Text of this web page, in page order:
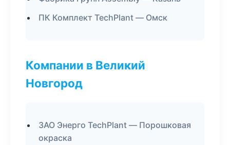
ПК Комплект TechPlant — Омск
Компании в Великий
Новгород
ЗАО Энерго TechPlant — Порошковая
окраска